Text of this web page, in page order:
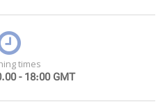
times:
- 18:00 GMT